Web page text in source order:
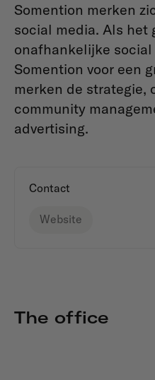
Somention merken
social media. Als het
onafhankelijke social
Somention voor een
merken de strategie,
community
advertising.
Contact
Website
The office